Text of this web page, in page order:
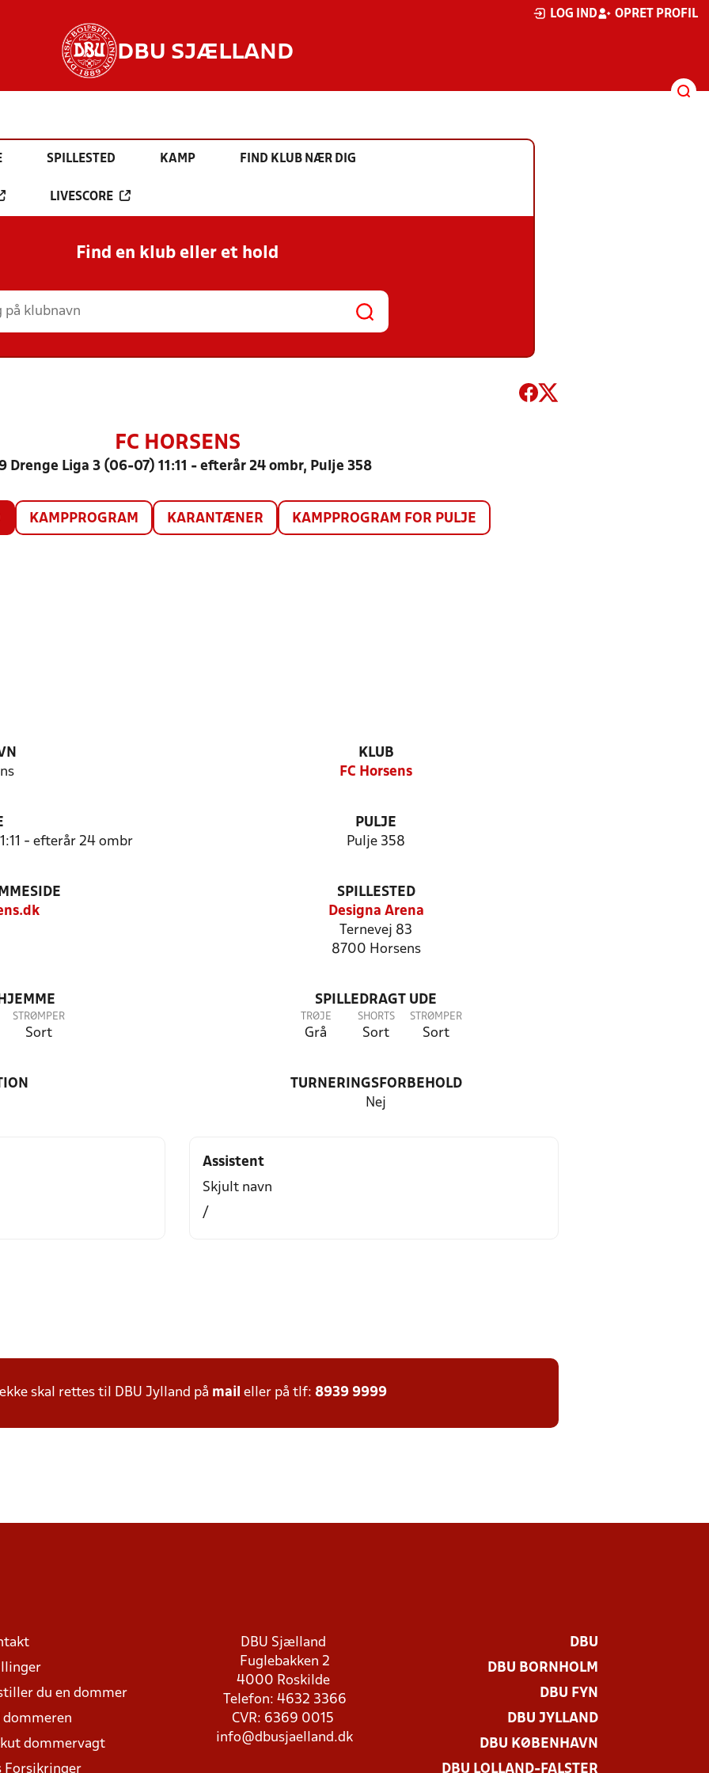
LOG IND OPRET PROFIL
DBU SJÆLLAND
SPILLESTED KAMP FIND KLUB NÆR DIG
LIVESCORE
Find en klub eller et hold
FC HORSENS
Drenge Liga 3 (06-07) 11:11 - efterår 24 ombr, Pulje 358
KAMPPROGRAM KARANTÆNER KAMPPROGRAM FOR PULJE
KLUB
FC Horsens
- efterår 24 ombr
PULJE
Pulje 358
SPILLESTED
Designa Arena
Ternevej 83
8700 Horsens
STRØMPER
Sort
SPILLEDRAGT UDE
TRØJE
Grå
SHORTS
Sort
STRØMPER
Sort
TURNERINGSFORBEHOLD
Nej
Assistent
Skjult navn
/
skal rettes til DBU Jylland på mail eller på tlf: 8939 9999
du en dommer
dommeren
dommervagt
Forsikringer
DBU Sjælland
Fuglebakken 2
4000 Roskilde
Telefon: 4632 3366
CVR: 6369 0015
info@dbusjaelland.dk
DBU
DBU BORNHOLM
DBU FYN
DBU JYLLAND
DBU KØBENHAVN
DBU LOLLAND-FALSTER